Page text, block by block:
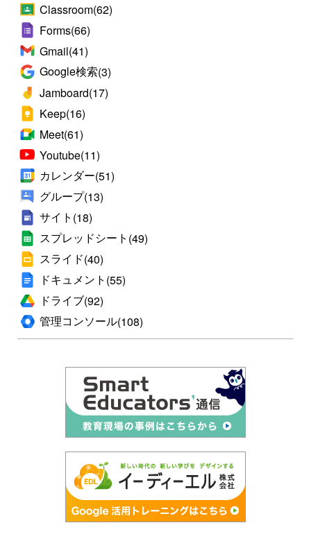
Classroom(62)
Forms(66)
Gmail(41)
Google検索(3)
Jamboard(17)
Keep(16)
Meet(61)
Youtube(11)
カレンダー(51)
グループ(13)
サイト (18)
スプレッドシート (49)
スライド(40)
ドキュメント (55)
ドライブ(92)
管理コンソール(108)